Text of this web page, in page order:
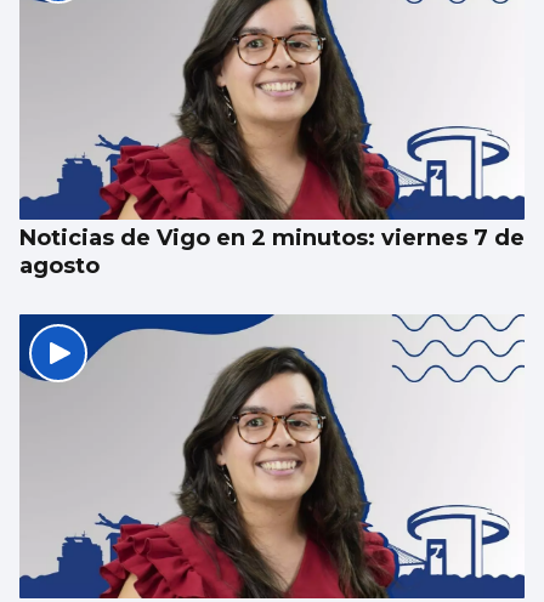
Noticias de Vigo en 2 minutos: viernes 7 de
agosto